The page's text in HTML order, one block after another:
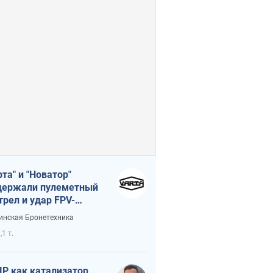
и "Новатор"
пулеметный
и удар FPV-
сохранив жизнь
Бронетехника
т.